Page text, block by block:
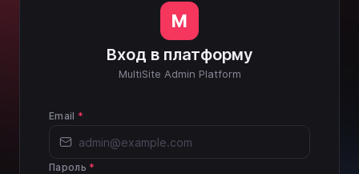
M
Вход в платформу
MultiSite Admin Platform
Email *
Пароль *